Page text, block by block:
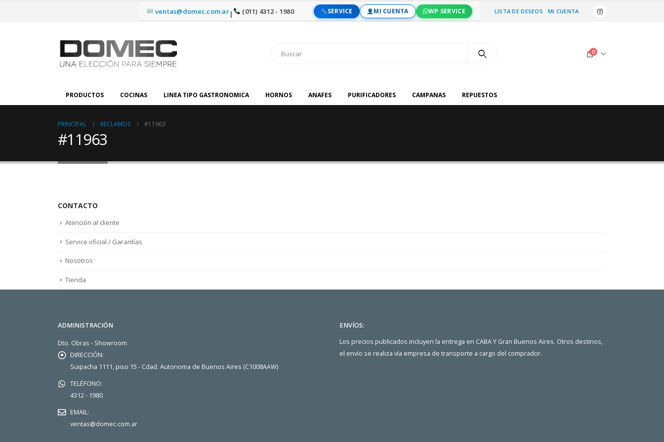
ventas@domec.com.ar| (011) 4312 - 1980 SERVICE MI CUENTA WP SERVICE LISTA DE DESEOS MI CUENTA
0
PRODUCTOS COCINAS LINEA TIPO GASTRONOMICA HORNOS ANAFES PURIFICADORES CAMPANAS REPUESTOS
PRINCIPAL RECLAMOS #11963
#11963
CONTACTO
Atención al cliente
Service oficial / Garantías
Nosotros
Tienda
ADMINISTRACIÓN
Dto. Obras - Showroom
DIRECCIÓN:
Suipacha 1111, piso 15 - Cdad. Autonoma de Buenos Aires (C1008AAW)
TELÉFONO:
4312 - 1980
EMAIL:
ventas@domec.com.ar
ENVÍOS:
Los precios publicados incluyen la entrega en CABA Y Gran Buenos Aires. Otros destinos,
el envío se realiza vía empresa de transporte a cargo del comprador.